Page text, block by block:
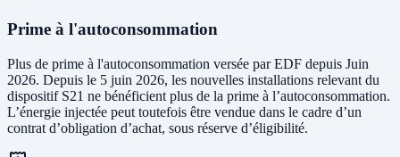
Prime à l'autoconsommation
Plus de prime à l'autoconsommation versée par EDF depuis Juin
2026. Depuis le 5 juin 2026, les nouvelles installations relevant du
dispositif S21 ne bénéficient plus de la prime à l’autoconsommation.
L’énergie injectée peut toutefois être vendue dans le cadre d’un
contrat d’obligation d’achat, sous réserve d’éligibilité.